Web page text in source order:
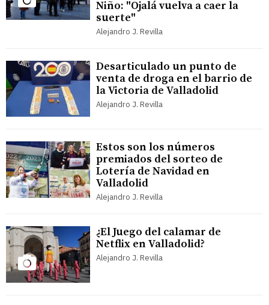
Niño: "Ojalá vuelva a caer la
suerte"
Alejandro J. Revilla
Desarticulado un punto de
venta de droga en el barrio de
la Victoria de Valladolid
Alejandro J. Revilla
Estos son los números
premiados del sorteo de
Lotería de Navidad en
Valladolid
Alejandro J. Revilla
¿El Juego del calamar de
Netflix en Valladolid?
Alejandro J. Revilla